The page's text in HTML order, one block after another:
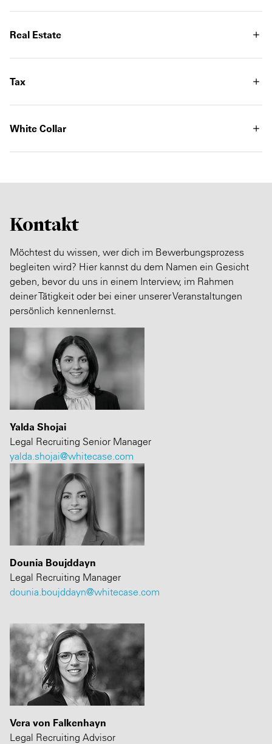
Real Estate
Tax
White Collar
Kontakt
Möchtest du wissen, wer dich im Bewerbungsprozess
begleiten wird? Hier kannst du dem Namen ein Gesicht
geben, bevor du uns in einem Interview, im Rahmen
deiner Tätigkeit oder bei einer unserer Veranstaltungen
persönlich kennenlernst.
Yalda Shojai
Legal Recruiting Senior Manager
yalda.shojai@whitecase.com
Dounia Boujddayn
Legal Recruiting Manager
dounia.boujddayn@whitecase.com
Vera von Falkenhayn
Legal Recruiting Advisor